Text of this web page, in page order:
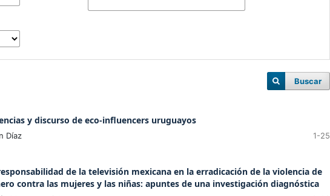
Buscar
y discurso de eco-influencers uruguayos
Díaz
1-25
de la televisión mexicana en la erradicación de la violencia de
contra las mujeres y las niñas: apuntes de una investigación diagnóstica